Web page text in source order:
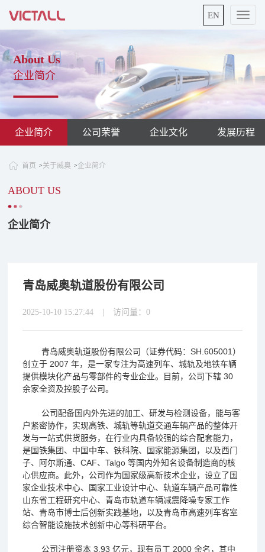
切
EN
About Us
企业简介
企业简介 公司荣誉 企业文化 发展历程
首页 >关于威奥 >企业简介
ABOUT US
企业简介
青岛威奥轨道股份有限公司
2025-10-10 15:27:44 | 访问量：0
青岛威奥轨道股份有限公司（证券代码：SH.605001）
创立于 2007 年，是一家专注为高速列车、城轨及地铁车辆
提供模块化产品与零部件的专业企业。目前，公司下辖 30
余家全资及控股子公司。
公司配备国内外先进的加工、研发与检测设备，能与客
户紧密协作，实现高铁、城轨等轨道交通车辆产品的整体开
发与一站式供货服务，在行业内具备较强的综合配套能力，
是国铁集团、中国中车、铁科院、国家能源集团，以及西门
子、阿尔斯通、CAF、Talgo 等国内外知名设备制造商的核
心供应商。此外，公司作为国家级高新技术企业，设立了国
家企业技术中心、国家工业设计中心、轨道车辆产品可靠性
山东省工程研究中心、青岛市轨道车辆减震降噪专家工作
站、青岛市博士后创新实践基地，以及青岛市高速列车客室
综合智能设施技术创新中心等科研平台。
公司注册资本 3.93 亿元，现有员工 2000 余名 ，其中